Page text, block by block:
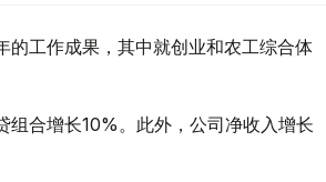
工作成果，其中就创业和农工综合体
合增长10%。此外，公司净收入增长